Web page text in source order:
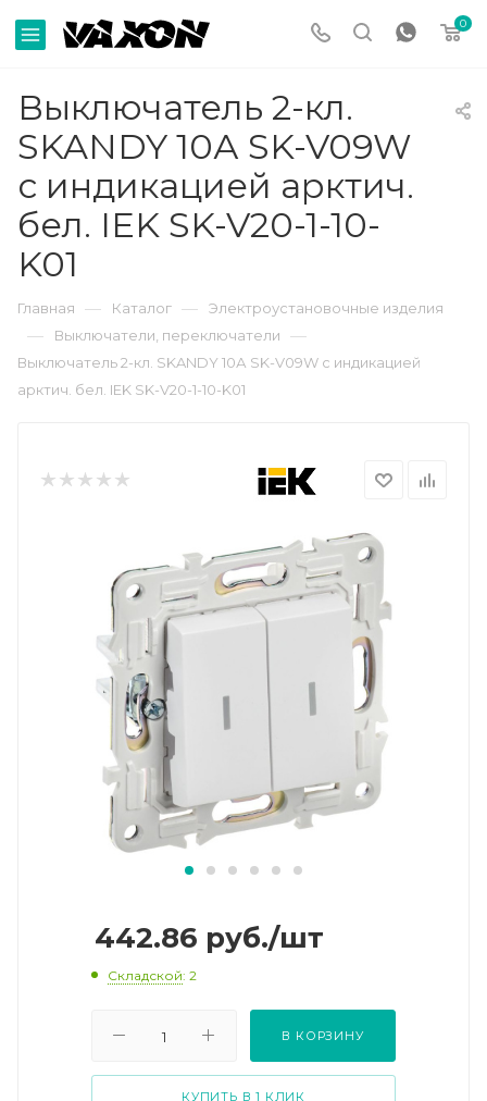
0
Выключатель 2-кл.
SKANDY 10А SK-V09W
с индикацией арктич.
бел. IEK SK-V20-1-10-
K01
Главная — Каталог — Электроустановочные изделия
— Выключатели, переключатели —
Выключатель 2-кл. SKANDY 10А SK-V09W с индикацией
арктич. бел. IEK SK-V20-1-10-K01
442.86 руб./шт
Складской: 2
В КОРЗИНУ
КУПИТЬ В 1 КЛИК